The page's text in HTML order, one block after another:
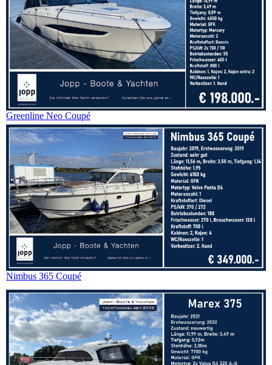
Greenline Neo Coupé
Nimbus 365 Coupé